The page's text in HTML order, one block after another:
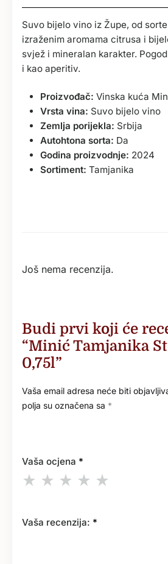
Suvo bijelo vino iz Župe, od
izraženim aromama citrusa i
svjež i mineralan karakter.
i kao aperitiv.
Proizvođač: Vinska kuća
Vrsta vina: Suvo bijelo vino
Zemlja porijekla: Srbija
Autohtona sorta: Da
Godina proizvodnje: 2024
Sortiment: Tamjanika
Još nema recenzija.
Budi prvi koji će
“Minić Tamjanika
0,75l”
Vaša email adresa neće biti
polja su označena sa *
Vaša ocjena *
Vaša recenzija: *